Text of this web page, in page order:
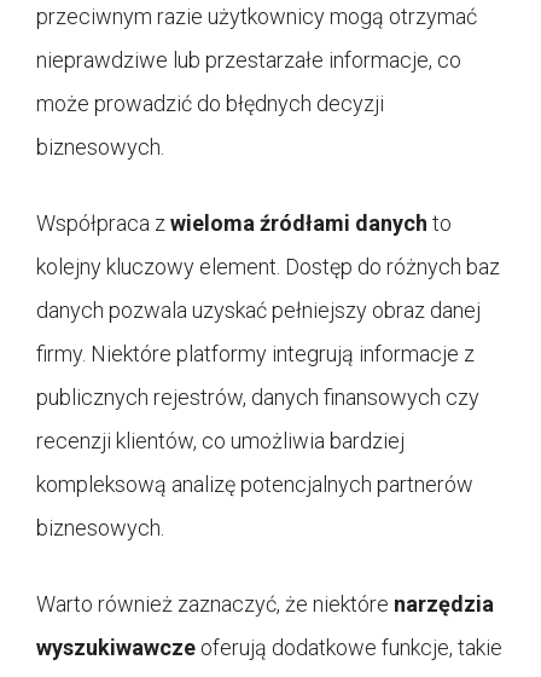
przeciwnym razie użytkownicy mogą otrzymać
nieprawdziwe lub przestarzałe informacje, co
może prowadzić do błędnych decyzji
biznesowych.
Współpraca zwieloma źródłami danych to
kolejny kluczowy element. Dostęp do różnych baz
danych pozwala uzyskać pełniejszy obraz danej
firmy. Niektóre platformy integrują informacje z
publicznych rejestrów, danych finansowych czy
recenzji klientów, co umożliwia bardziej
kompleksową analizę potencjalnych partnerów
biznesowych.
Warto również zaznaczyć, że niektóre narzędzia
wyszukiwawcze oferują dodatkowe funkcje, takie